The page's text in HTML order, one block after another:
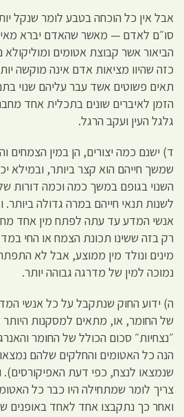
אבל אין כל הוכחה בטבע לומר שנקל
סו״ם לאדם — מאשר שהאדם יברא
הביאור אשר קבוצת אטומים
כזה שהיוו מציאות אדם אינה מוקשה
תאים פשוטים אשד עבר עליהם שנוי
הזמן לאיברים שונים בתכלית אחד
גלגל העין ועקב הרגל.
ד) ישנם כמה יצורים, הן במין הצמחים
שמשך חייהם הוא קצר ביותר, ובמילא
השנוי בגופם במשך כמה וכמה דורות
לשנות תנאי חייהם במרה גדולה
אנשי המדע עד עתה לפתח מין אחד
רק בזה ששינו תכונת הצמח או החי
מינים ונולד מין ממוצע, אבל לא
נמוכה למין של מדרגה גבוהה יותר.
ה) ידוע החוק שנתקבל על כל אנשי
של החומר, או, מתאים למסקנות
״נצחיות״ סכום הכולל של החומר
הנה כל האטומים והחלקים שלהם
שנמצאו לנצח, כפי דעת
צריך לומר שמתחילה היו כבר כל
ואחר כך נתקבצו אחד לאחד באופנים